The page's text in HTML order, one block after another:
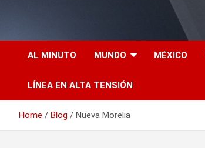
Jlanoticias
AL MINUTO MUNDO MÉXICO
LÍNEA EN ALTA TENSIÓN
Home Blog Nueva Morelia